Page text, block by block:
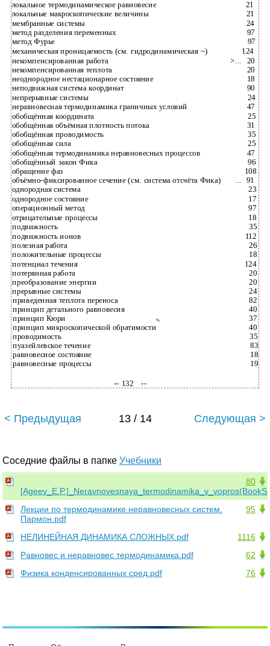
локальное термодинамическое равновесие 21
локальные макроскопические величины 21
мембранные системы 24
метод разделения переменных
97
метод Фурье
97
механическая проницаемость (см. гидродинамическая ~)
124
некомпенсированная работа
>...
20
некомпенсированная теплота
20
неоднородное нестационарное состояние
18
неподвижная система координат
90
непрерывные системы
24
неравновесная термодинамика граничных условий
47
обобщённая координата
25
обобщённая объёмная плотность потока
31
обобщённая проводимость
35
обобщённая сила
25
обобщённая термодинамика неравновесных процессов
47
обобщённый закон Фика
96
обращение фаз
108
объёмно-фиксированное сечение (см. система отсчёта Фика)
... 91
однородная система 23
однородное состояние 17
операционный метод
97
отрицательные процессы
18
подвижность
35
подвижность ионов
112
полезная работа
26
положительные процессы
18
потенциал течения
124
потерянная работа
20
преобразование энергии
20
прерывные системы
24
приведенная теплота переноса
82
принцип детального равновесия
40
принцип Кюри
%
37
принцип микроскопической обратимости
40
проводимость
35
пуазейлевское течение
83
равновесное состояние
18
равновесные процессы
19
-- 132 --
< Предыдущая 13 / 14 Следующая >
Соседние файлы в папке Учебники
80
95
Лекции по термодинамике неравновесных систем.
Пармон.pdf
1116
НЕЛИНЕЙНАЯ ДИНАМИКА СЛОЖНЫХ.pdf
62
Равновес и неравновес термодинамика.pdf
76
Физика конденсированных сред.pdf